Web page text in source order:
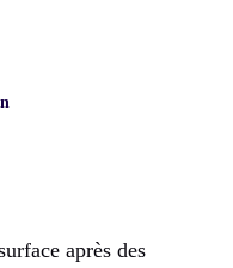
après des